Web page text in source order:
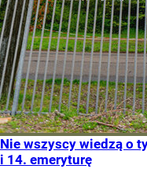
Nie wszyscy wiedzą o
i 14. emeryturę